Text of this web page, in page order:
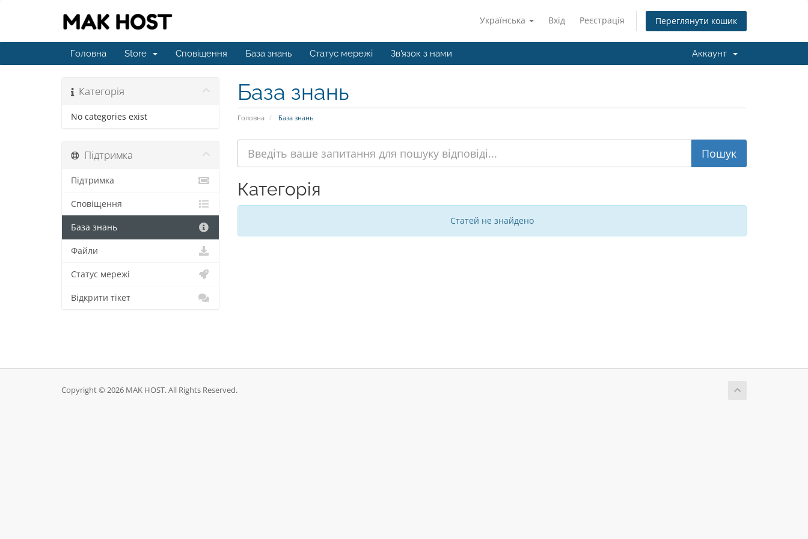
Українська Вхід Реєстрація Переглянути кошик
Головна Store Сповіщення База знань Статус мережі Зв'язок з нами Аккаунт
База знань
Головна База знань
Категорія
No categories exist
Категорія
Статей не знайдено
Підтримка
Підтримка
Сповіщення
База знань
Файли
Статус мережі
Відкрити тікет
Copyright © 2026 MAK HOST. All Rights Reserved.